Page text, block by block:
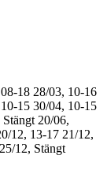
18 28/03, 10-16
15 30/04, 10-15
Stängt 20/06,
12, 13-17 21/12,
25/12, Stängt